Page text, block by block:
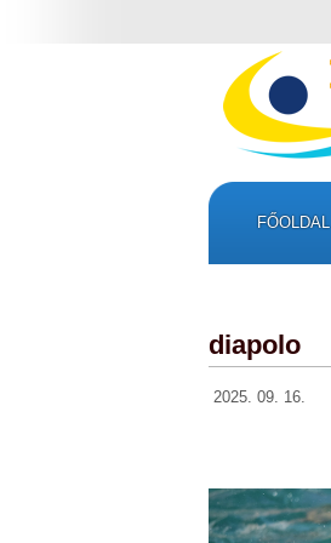
FŐOLDAL
diapolo
2025. 09. 16.